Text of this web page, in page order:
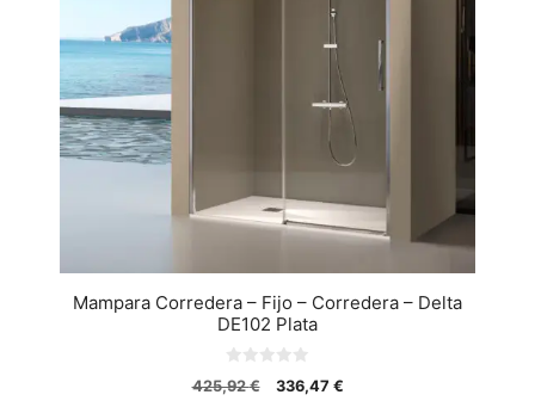
Mampara Corredera – Fijo – Corredera – Delta
DE102 Plata
0
d
425,92€ 336,47 €